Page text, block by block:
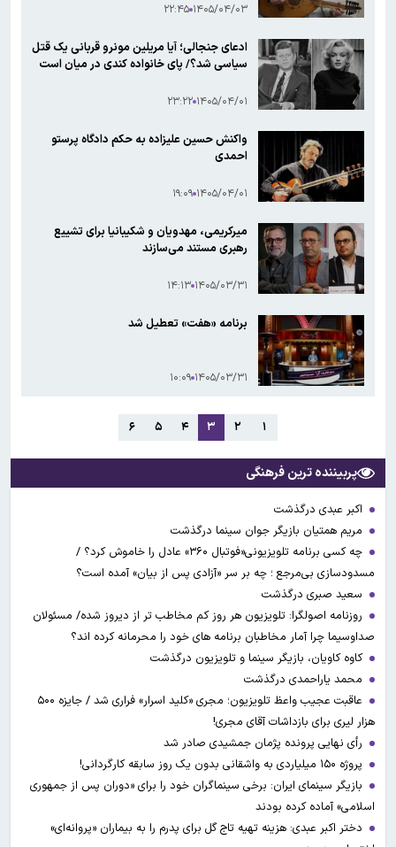
۱۴۰۵/۰۴/۰۳ ۲۲:۴۵
ادعای جنجالی؛ آیا مریلین مونرو قربانی یک قتل
سیاسی شد؟/ پای خانواده کندی در میان است
۱۴۰۵/۰۴/۰۱ ۲۳:۲۲
واکنش حسین علیزاده به حکم دادگاه پرستو
احمدی
۱۴۰۵/۰۴/۰۱ ۱۹:۰۹
میرکریمی، مهدویان و شکیبانیا برای تشییع
رهبری مستند می‌سازند
۱۴۰۵/۰۳/۳۱ ۱۴:۱۳
برنامه «هفت» تعطیل شد
۱۴۰۵/۰۳/۳۱ ۱۰:۰۹
۱ ۲ ۳ ۴ ۵ ۶
پربیننده ترین فرهنگی
اکبر عبدی درگذشت
مریم همتیان بازیگر جوان سینما درگذشت
چه کسی برنامه تلویزیونی«فوتبال ۳۶۰» عادل را خاموش کرد؟ /
مسدودسازی بی‌مرجع ؛ چه بر سر «آزادی پس از بیان» آمده است؟
سعید صبری درگذشت
روزنامه اصولگرا: تلویزیون هر روز کم مخاطب تر از دیروز شده/ مسئولان
صداوسیما چرا آمار مخاطبان برنامه های خود را محرمانه کرده اند؟
کاوه کاویان، بازیگر سینما و تلویزیون درگذشت
محمد یاراحمدی درگذشت
عاقبت عجیب واعظ تلویزیون؛ مجری «کلید اسرار» فراری شد / جایزه ۵۰۰
هزار لیری برای بازداشات آقای مجری!
رأی نهایی پرونده پژمان جمشیدی صادر شد
پروژه ۱۵۰ میلیاردی به واشقانی بدون یک روز سابقه کارگردانی!
بازیگر سینمای ایران: برخی سینماگران خود را برای «دوران پس از جمهوری
اسلامی» آماده کرده بودند
دختر اکبر عبدی: هزینه تهیه تاج گل برای پدرم را به بیماران «پروانه‌ای»